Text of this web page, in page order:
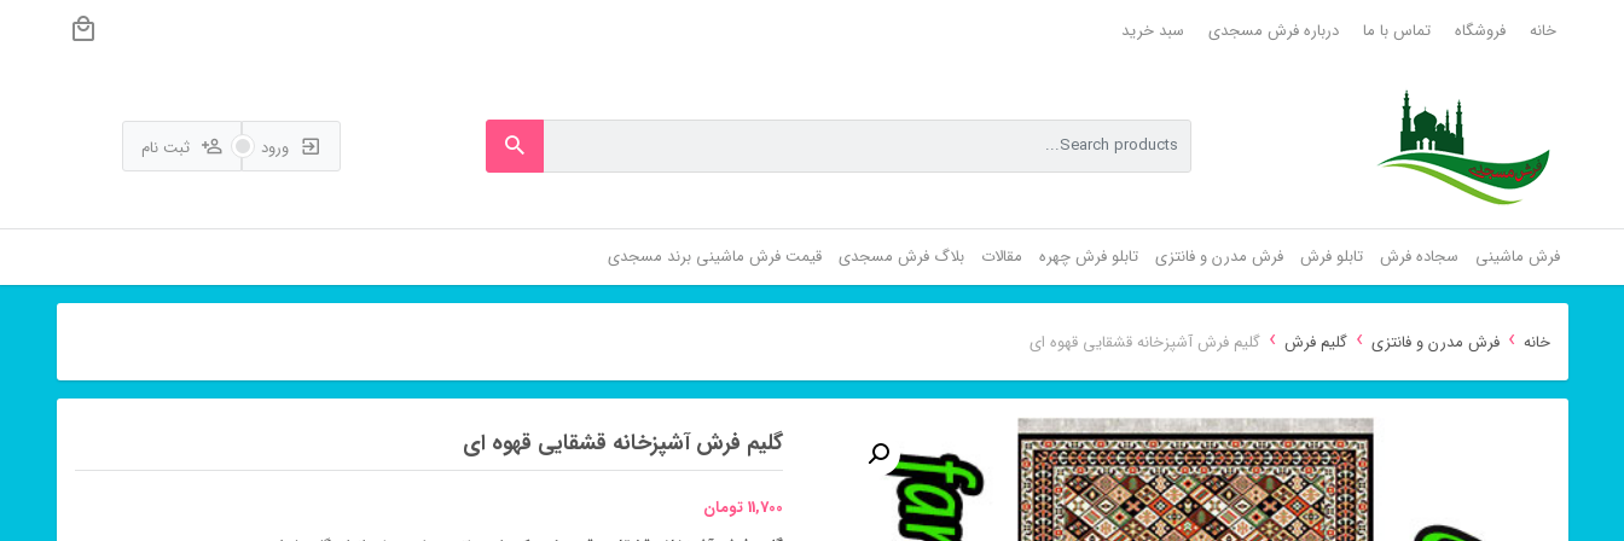
خانه فروشگاه تماس با ما درباره فرش مسجدی سبد خرید
ورود ثبت نام
فرش ماشینی سجاده فرش تابلو فرش فرش مدرن و فانتزی تابلو فرش چهره مقالات بلاگ فرش مسجدی قیمت فرش ماشینی برند مسجدی
خانه › فرش مدرن و فانتزی › گلیم فرش › گلیم فرش آشپزخانه قشقایی قهوه ای
گلیم فرش آشپزخانه قشقایی قهوه ای
11,700 تومان